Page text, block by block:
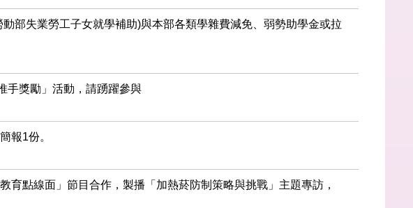
部失業勞工子女就學補助)與本部各類學雜費減免、弱勢助學金或拉
手獎勵」活動，請踴躍參與
報1份。
點線面」節目合作，製播「加熱菸防制策略與挑戰」主題專訪，